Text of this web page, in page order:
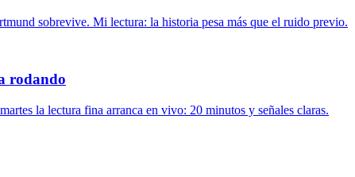
sobrevive. Mi lectura: la historia pesa más que el ruido previo.
rodando
la lectura fina arranca en vivo: 20 minutos y señales claras.